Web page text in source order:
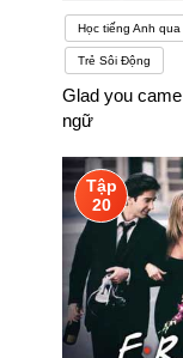
Học tiếng Anh
Trẻ Sôi Động
Glad you
ngữ
Tập
20